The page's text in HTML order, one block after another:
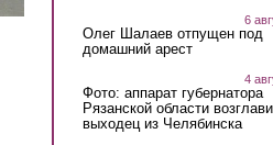
6
Олег Шалаев отпущен под
домашний арест
4
Фото: аппарат губернатора
Рязанской области
выходец из Челябинска